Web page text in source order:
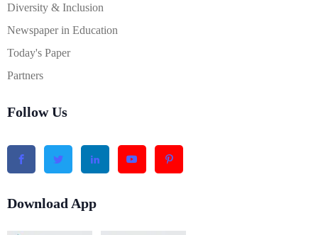
Diversity & Inclusion
Newspaper in Education
Today's Paper
Partners
Follow Us
Download App